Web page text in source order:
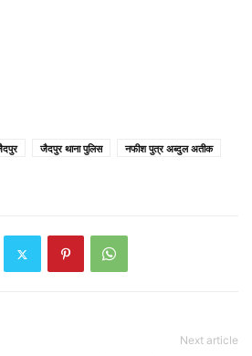
जैदपुर थाना पुलिस
नफीश पुत्र अब्दुल अतीक
Next article